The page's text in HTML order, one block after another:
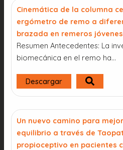
Cinemática de la columna
ergómetro de remo a
brazada en remeros
Resumen Antecedentes: La
biomecánica en el remo ha...
Descargar
Un nuevo camino para
equilibrio a través de
propioceptivo en pacientes